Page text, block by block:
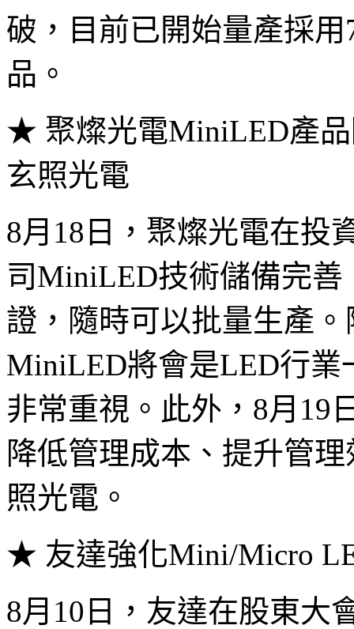
破，目前已開始量產採
品。
★ 聚燦光電MiniLED產
玄照光電
8月18日，聚燦光電在投
司MiniLED技術儲備完
證，隨時可以批量生產
MiniLED將會是LED行業
非常重視。此外，8月19
降低管理成本、提升管
照光電。
★ 友達強化Mini/Micro
8月10日，友達在股東大